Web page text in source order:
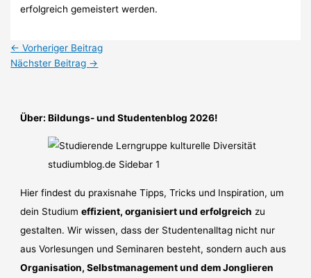
erfolgreich gemeistert werden.
← Vorheriger Beitrag
Nächster Beitrag →
Über: Bildungs- und Studentenblog 2026!
Hier findest du praxisnahe Tipps, Tricks und Inspiration, um
dein Studiumeffizient, organisiert und erfolgreich zu
gestalten. Wir wissen, dass der Studentenalltag nicht nur
aus Vorlesungen und Seminaren besteht, sondern auch aus
Organisation, Selbstmanagement und dem Jonglieren